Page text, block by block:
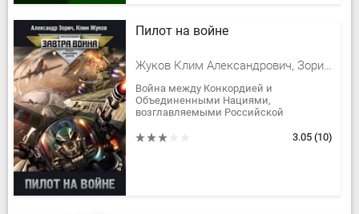
Пилот на войне
Жуков Клим Александрович, Зорич Александр Владимирович
Война между Конкордией и
Объединенными Нациями,
возглавляемыми Российской
крупнейших астрополитических3.05 (10)